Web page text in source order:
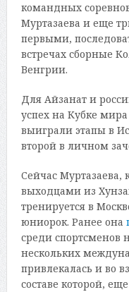
командных
Муртазаева и еще
первыми,
встречах сборные
Венгрии.
Для Айзанат и
успех на Кубке
выиграли этапы в
второй в личном
Сейчас Муртазаева,
выходцами из
тренируется в
юниорок. Ранее она
среди спортсменов
нескольких
привлекалась и во
составе которой,